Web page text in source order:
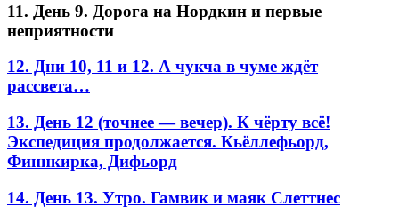
11. День 9. Дорога на Нордкин и первые
неприятности
12. Дни 10, 11 и 12. А чукча в чуме ждёт
рассвета…
13. День 12 (точнее — вечер). К чёрту всё!
Экспедиция продолжается. Кьёллефьорд,
Финнкирка, Дифьорд
14. День 13. Утро. Гамвик и маяк Слеттнес